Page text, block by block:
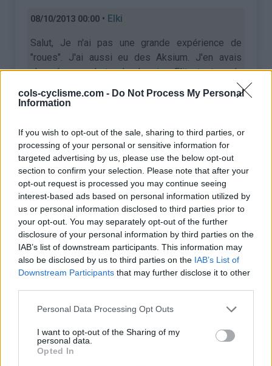
cols-cyclisme.com - Do Not Process My Personal
Information
If you wish to opt-out of the sale, sharing to third parties, or
processing of your personal or sensitive information for
targeted advertising by us, please use the below opt-out
section to confirm your selection. Please note that after your
opt-out request is processed you may continue seeing
interest-based ads based on personal information utilized by
us or personal information disclosed to third parties prior to
your opt-out. You may separately opt-out of the further
disclosure of your personal information by third parties on the
IAB’s list of downstream participants. This information may
also be disclosed by us to third parties on the IAB’s List of
Downstream Participants that may further disclose it to other
Personal Data Processing Opt Outs
I want to opt-out of the Sharing of my
personal data.
Opted In
08/10/2013 00:00 • Elki
Salut, Je n'ai pas une grande expérience de
"roues". J'ai aussi eu des Aksium. J'en avais
changé pour acheter des ksyrium Elite, tout en alu
(1,55kg). J'en été super content. Légère et
réactive en relance. Confort correct. Pas trop mal
a pas de fond de jante, ça c'est cool. Par contre
freinage moyen (et je ne suis pas lourd: 68kg). 2
dévoilages en 20 000km. Roulement arrière pas
évident à régler au début (on a une clef de
serrage avec l'achat des roues) mais de bonne
qualité. Maintenant j'ai des Shimano RS80 C24,
hybride alu/carbone (1,53kg). En fait uniquement
le profil de jante (de 24mm, d'où C24 car roues de
montagne) est en carbone. La zone de freinage
est en alu ce qui permet d'utiliser n'importe quel
type de patin. Si la zone de freinage est en
carbone, il faut une gomme spéciale et les patins
coûtent un bras. Après deux ans d'utilisation, elle
Elite. Par contre très confortable, elles absorbent
bien les défauts de la route. Super en descente.